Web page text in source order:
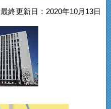
最終更新日：2020年10月13日